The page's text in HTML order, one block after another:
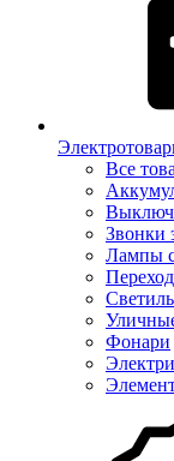
Все
Звонки
Лампы
Фонари